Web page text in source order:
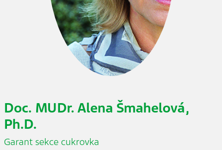
Doc. MUDr. Alena Šmahelová,
Ph.D.
Garant sekce cukrovka